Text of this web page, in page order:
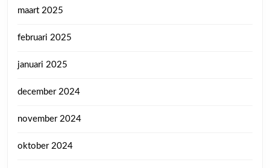
maart 2025
februari 2025
januari 2025
december 2024
november 2024
oktober 2024